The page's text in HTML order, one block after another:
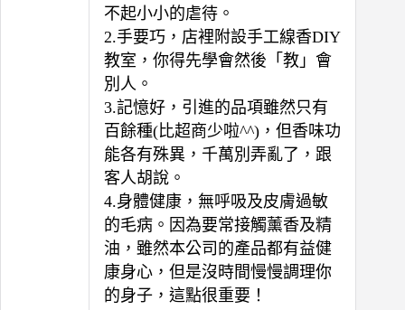
不起小小的虐待。
2.手要巧，店裡附設手工線香DIY
教室，你得先學會然後「教」會
別人。
3.記憶好，引進的品項雖然只有
百餘種(比超商少啦^^)，但香味功
能各有殊異，千萬別弄亂了，跟
客人胡說。
4.身體健康，無呼吸及皮膚過敏
的毛病。因為要常接觸薰香及精
油，雖然本公司的產品都有益健
康身心，但是沒時間慢慢調理你
的身子，這點很重要！